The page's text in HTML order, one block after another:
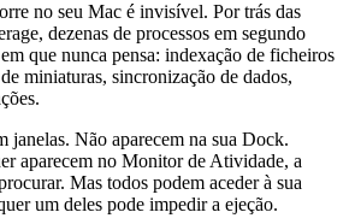
no seu Mac é invisível. Por trás das
dezenas de processos em segundo
que nunca pensa: indexação de ficheiros
miniaturas, sincronização de dados,
janelas. Não aparecem na sua Dock.
aparecem no Monitor de Atividade, a
Mas todos podem aceder à sua
um deles pode impedir a ejeção.